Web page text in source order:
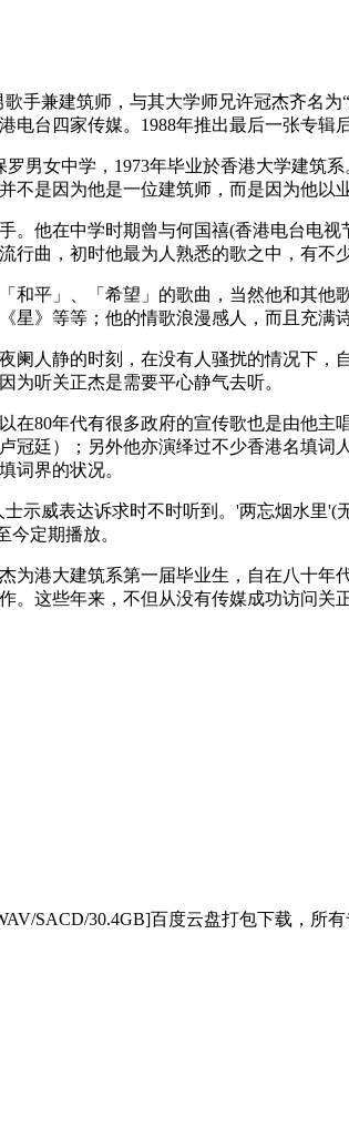
歌手兼建筑师，与其大学师兄许冠杰齐名
台四家传媒。1988年推出最后一张专辑
男女中学，1973年毕业於香港大学建筑
不是因为他是一位建筑师，而是因为他以
。他在中学时期曾与何国禧(香港电台电
曲，初时他最为人熟悉的歌之中，有不
和平」、「希望」的歌曲，当然他和其
》等等；他的情歌浪漫感人，而且充满
阑人静的时刻，在没有人骚扰的情况下
为听关正杰是需要平心静气去听。
80年代有很多政府的宣传歌也是由他
冠廷）；另外他亦演绎过不少香港名填
词界的状况。
示威表达诉求时不时听到。'两忘烟水里
定期播放。
为港大建筑系第一届毕业生，自在八十
这些年来，不但从没有传媒成功访问
SACD/30.4GB]百度云盘打包下载，所